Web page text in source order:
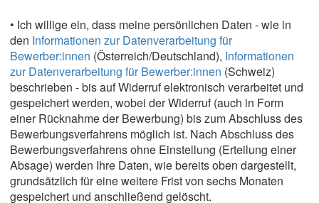
• Ich willige ein, dass meine persönlichen Daten - wie in
den Informationen zur Datenverarbeitung für
Bewerber:innen (Österreich/Deutschland), Informationen
zur Datenverarbeitung für Bewerber:innen (Schweiz)
beschrieben - bis auf Widerruf elektronisch verarbeitet und
gespeichert werden, wobei der Widerruf (auch in Form
einer Rücknahme der Bewerbung) bis zum Abschluss des
Bewerbungsverfahrens möglich ist. Nach Abschluss des
Bewerbungsverfahrens ohne Einstellung (Erteilung einer
Absage) werden Ihre Daten, wie bereits oben dargestellt,
grundsätzlich für eine weitere Frist von sechs Monaten
gespeichert und anschließend gelöscht.